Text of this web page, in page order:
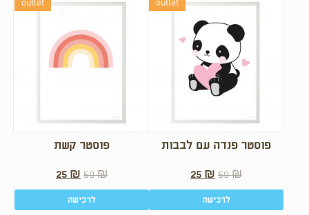
outlet
פוסטר קשת
59₪
25 ₪
לרכישה
outlet
פוסטר פנדה עם לבבות
59₪
25 ₪
לרכישה